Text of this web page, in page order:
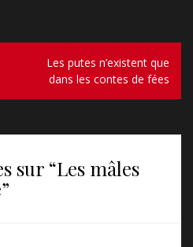
Les putes n’existent que
dans les contes de fées
sur “Les mâles
”